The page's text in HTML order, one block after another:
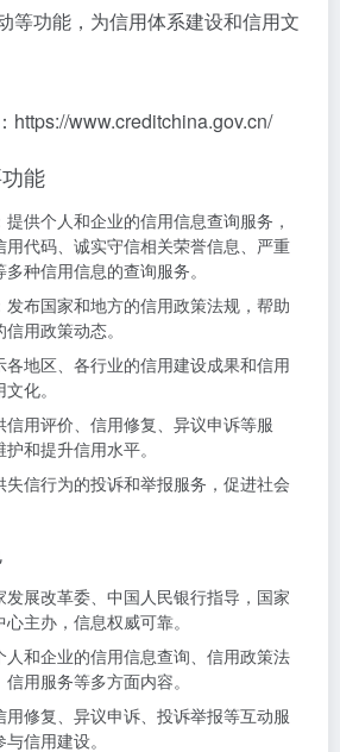
等功能，为信用体系建设和信用文
https://www.creditchina.gov.cn/
能
供个人和企业的信用信息查询服务，
用代码、诚实守信相关荣誉信息、严重
种信用信息的查询服务。
发布国家和地方的信用政策法规，帮助
用政策动态。
各地区、各行业的信用建设成果和信用
化。
信用评价、信用修复、异议申诉等服
和提升信用水平。
失信行为的投诉和举报服务，促进社会
发展改革委、中国人民银行指导，国家
主办，信息权威可靠。
人和企业的信用信息查询、信用政策法
用服务等多方面内容。
用修复、异议申诉、投诉举报等互动服
信用建设。